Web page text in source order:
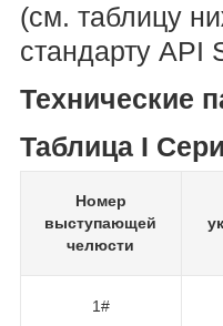
(см. таблицу
стандарту API
Технические
Таблица I
Номер
выступающей
челюсти
1#